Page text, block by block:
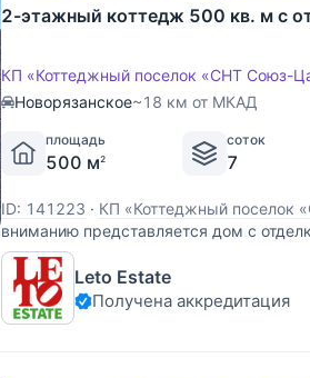
2-этажный коттедж 500 кв. м с
КП «Коттеджный поселок «СНТ Союз-
Новорязанское~18 км от МКАД
площадь
500 м2
соток
7
ID: 141223 · КП «Коттеджный поселок
вниманию представляется дом с
огороженном коттеджном поселке
расположенном в 25 км от МКАД по
Leto Estate
Получена аккредитация